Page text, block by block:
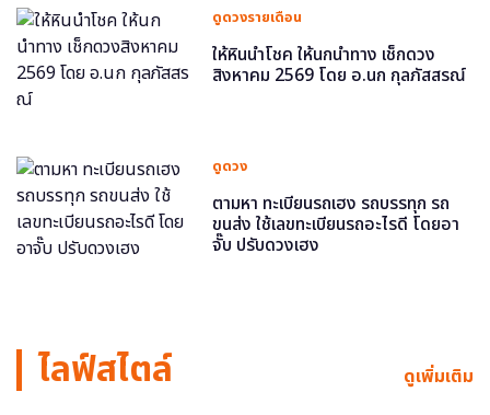
ดูดวงรายเดือน
ให้หินนำโชค ให้นกนำทาง เช็กดวง
สิงหาคม 2569 โดย อ.นก กุลภัสสรณ์
ดูดวง
ตามหา ทะเบียนรถเฮง รถบรรทุก รถ
ขนส่ง ใช้เลขทะเบียนรถอะไรดี โดยอา
จั๊บ ปรับดวงเฮง
ไลฟ์สไตล์ ดูเพิ่มเติม